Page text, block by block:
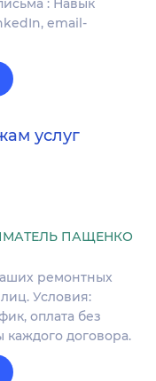
: Навык
email-
услуг
ПАЩЕНКО
ремонтных
Условия:
оплата без
каждого договора.